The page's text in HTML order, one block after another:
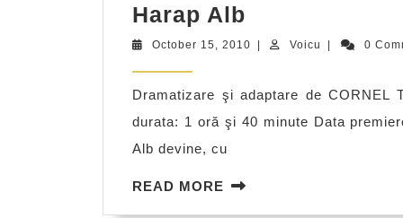
Harap Alb
Alb
October 15, 2010 October
| Voicu Voicu
| 0
Dramatizare şi adaptare de CORNEL
durata: 1 oră şi 40 minute Data
Alb devine, cu
READ MORE READ